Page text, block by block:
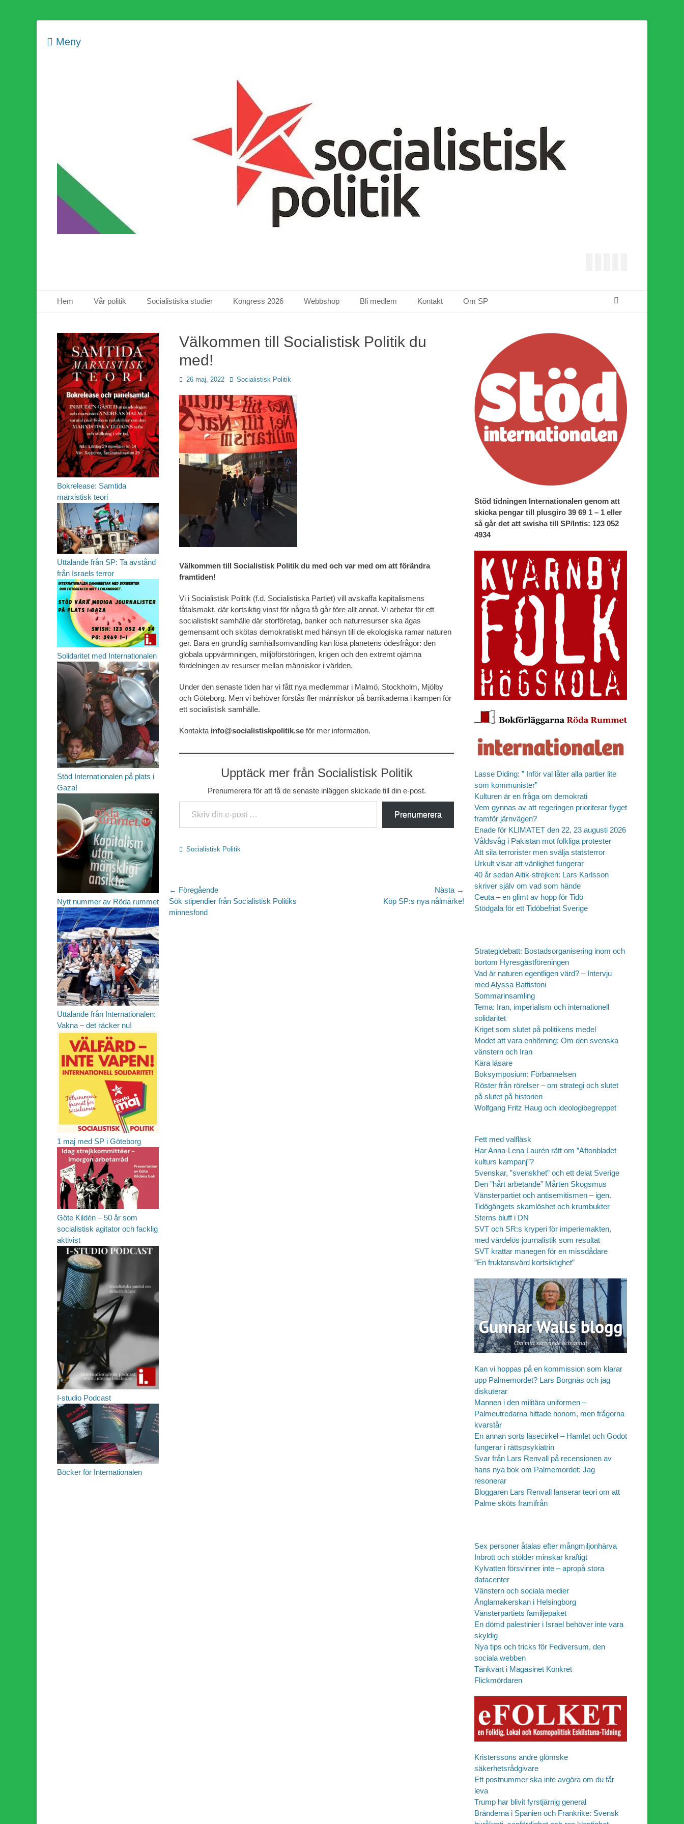
Meny
Primär meny
Hem Vår politik Socialistiska studier Kongress 2026 Webbshop Bli medlem Kontakt Om SP
Välkommen till Socialistisk Politik du
med!
Publicerad
26 maj, 2022 Författare
Socialistisk Politik
Välkommen till Socialistisk Politik du med och var med om att förändra
framtiden!
Vi i Socialistisk Politik (f.d. Socialistiska Partiet) vill avskaffa kapitalismens
fåtalsmakt, där kortsiktig vinst för några få går före allt annat. Vi arbetar för ett
socialistiskt samhälle där storföretag, banker och naturresurser ska ägas
gemensamt och skötas demokratiskt med hänsyn till de ekologiska ramar naturen
ger. Bara en grundlig samhällsomvandling kan lösa planetens ödesfrågor: den
globala uppvärmningen, miljöförstöringen, krigen och den extremt ojämna
fördelningen av resurser mellan människor i världen.
Under den senaste tiden har vi fått nya medlemmar i Malmö, Stockholm, Mjölby
och Göteborg. Men vi behöver förstås fler människor på barrikaderna i kampen för
ett socialistisk samhälle.
Kontakta info@socialistiskpolitik.se för mer information.
Upptäck mer från Socialistisk Politik
Prenumerera för att få de senaste inläggen skickade till din e-post.
Skriv din e-post …
Prenumerera
Kategorier
Socialistisk Politik
Inläggsnavigering
← Föregående
Föregående
inlägg:
Sök stipendier från Socialistisk Politiks
minnesfond
Nästa →
Köp SP:s nya nålmärke!
Stöd tidningen Internationalen genom att
skicka pengar till plusgiro 39 69 1 – 1 eller
så går det att swisha till SP/Intis: 123 052
4934
Lasse Diding: ” Inför val låter alla partier lite
som kommunister”
Kulturen är en fråga om demokrati
Vem gynnas av att regeringen prioriterar flyget
framför järnvägen?
Enade för KLIMATET den 22, 23 augusti 2026
Våldsvåg i Pakistan mot folkliga protester
Att sila terrorister men svälja statsterror
Urkult visar att vänlighet fungerar
40 år sedan Aitik-strejken: Lars Karlsson
skriver själv om vad som hände
Ceuta – en glimt av hopp för Tidö
Stödgala för ett Tidöbefriat Sverige
Strategidebatt: Bostadsorganisering inom och
bortom Hyresgästföreningen
Vad är naturen egentligen värd? – Intervju
med Alyssa Battistoni
Sommarinsamling
Tema: Iran, imperialism och internationell
solidaritet
Kriget som slutet på politikens medel
Modet att vara enhörning: Om den svenska
vänstern och Iran
Kära läsare
Boksymposium: Förbannelsen
Röster från rörelser – om strategi och slutet
på slutet på historien
Wolfgang Fritz Haug och ideologibegreppet
Fett med valfläsk
Har Anna-Lena Laurén rätt om ”Aftonbladet
kulturs kampanj”?
Svenskar, ”svenskhet” och ett delat Sverige
Den ”hårt arbetande” Mårten Skogsmus
Vänsterpartiet och antisemitismen – igen.
Tidögängets skamlöshet och krumbukter
Sterns bluff i DN
SVT och SR:s kryperi för imperiemakten,
med värdelös journalistik som resultat
SVT krattar manegen för en missdådare
”En fruktansvärd kortsiktighet”
Kan vi hoppas på en kommission som klarar
upp Palmemordet? Lars Borgnäs och jag
diskuterar
Mannen i den militära uniformen –
Palmeutredarna hittade honom, men frågorna
kvarstår
En annan sorts läsecirkel – Hamlet och Godot
fungerar i rättspsykiatrin
Svar från Lars Renvall på recensionen av
hans nya bok om Palmemordet: Jag
resonerar
Bloggaren Lars Renvall lanserar teori om att
Palme sköts framifrån
Sex personer åtalas efter mångmiljonhärva
Inbrott och stölder minskar kraftigt
Kylvatten försvinner inte – apropå stora
datacenter
Vänstern och sociala medier
Änglamakerskan i Helsingborg
Vänsterpartiets familjepaket
En dömd palestinier i Israel behöver inte vara
skyldig
Nya tips och tricks för Fediversum, den
sociala webben
Tänkvärt i Magasinet Konkret
Flickmördaren
Kristerssons andre glömske
säkerhetsrådgivare
Ett postnummer ska inte avgöra om du får
leva
Trump har blivit fyrstjärnig general
Bränderna i Spanien och Frankrike: Svensk
Bokrelease: Samtida
marxistisk teori
Uttalande från SP: Ta avstånd
från Israels terror
Solidaritet med Internationalen
Stöd Internationalen på plats i
Gaza!
Nytt nummer av Röda rummet
Uttalande från Internationalen:
Vakna – det räcker nu!
1 maj med SP i Göteborg
Göte Kildén – 50 år som
socialistisk agitator och facklig
aktivist
I-studio Podcast
Böcker för Internationalen